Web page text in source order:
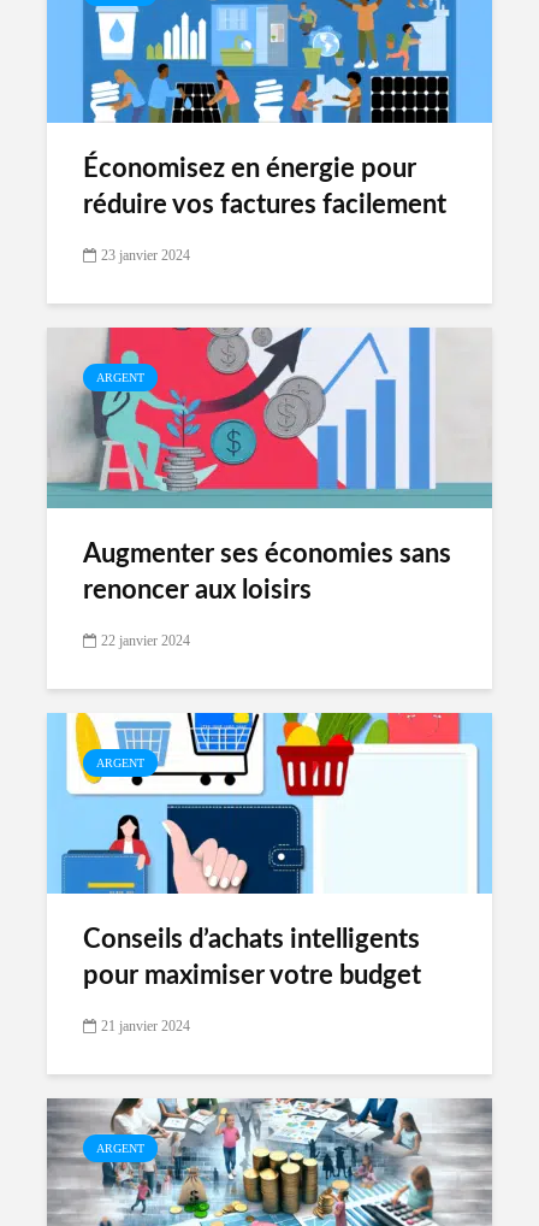
Économisez en énergie pour
réduire vos factures facilement
23 janvier 2024
ARGENT
Augmenter ses économies sans
renoncer aux loisirs
22 janvier 2024
ARGENT
Conseils d’achats intelligents
pour maximiser votre budget
21 janvier 2024
ARGENT